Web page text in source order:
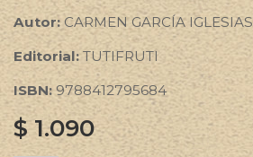
Autor: CARMEN GARCÍA IGLESIAS
Editorial:TUTIFRUTI
ISBN: 9788412795684
$1.090